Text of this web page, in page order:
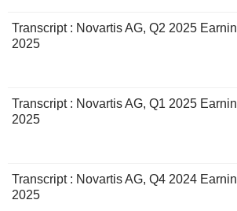
Transcript : Novartis AG, Q2 2025
2025
Transcript : Novartis AG, Q1 2025
2025
Transcript : Novartis AG, Q4 2024
2025